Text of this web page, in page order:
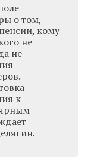
о том,
кому
не
не
к